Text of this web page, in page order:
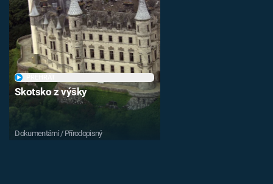
Skotsko z výšky
Dokumentární / Přírodopisný